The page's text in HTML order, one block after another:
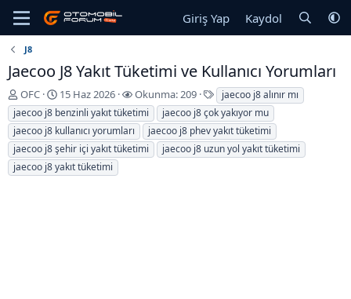
Giriş Yap Kaydol
J8
Jaecoo J8 Yakıt Tüketimi ve Kullanıcı Yorumları
K
o
n
u
y
u
OFC
B
a
ş
l
a
n
15 Haz 2026 Okunma: 209
E
t
i
k
e
jaecoo j8 alınır mı
jaecoo j8 benzinli yakıt tüketimi
jaecoo j8 çok yakıyor mu
jaecoo j8 kullanıcı yorumları
jaecoo j8 phev yakıt tüketimi
jaecoo j8 şehir içi yakıt tüketimi
jaecoo j8 uzun yol yakıt tüketimi
jaecoo j8 yakıt tüketimi